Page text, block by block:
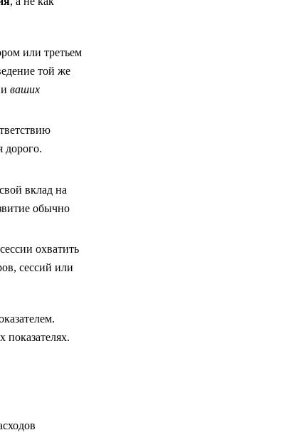
или третьем
той же
ваших
дорого.
вклад на
обычно
охватить
сессий или